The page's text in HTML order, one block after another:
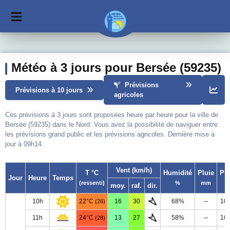
Météo à 3 jours pour Bersée (59235)
Prévisions à 10 jours
Prévisions
agricoles
Ces prévisions à 3 jours sont proposées heure par heure pour la ville de
Bersée (59235) dans le Nord. Vous avez la possibilité de naviguer entre
les prévisions grand public et les prévisions agricoles. Dernière mise à
jour à 09h14.
Jour Heure Temps
T °C
(ressenti)
Vent (km/h) Humidité
%
Pluie
mm
moy. raf. dir.
10h 22°C (26) 16 30 68% --
11h 24°C (28) 13 27 58% --